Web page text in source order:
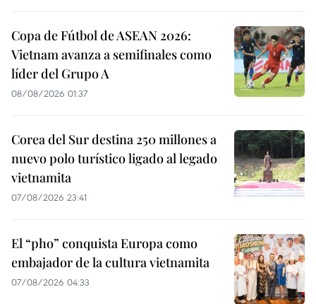
Copa de Fútbol de ASEAN 2026:
Vietnam avanza a semifinales como
líder del Grupo A
08/08/2026 01:37
Corea del Sur destina 250 millones a
nuevo polo turístico ligado al legado
vietnamita
07/08/2026 23:41
El “pho” conquista Europa como
embajador de la cultura vietnamita
07/08/2026 04:33